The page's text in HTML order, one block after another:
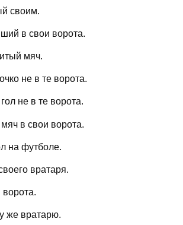
своим.
в свои ворота.
мяч.
не в те ворота.
не в те ворота.
в свои ворота.
на футболе.
вратаря.
же вратарю.